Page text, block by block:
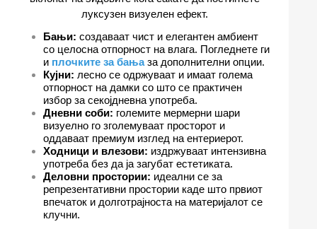
луксузен визуелен ефект.
Бањи: создаваат чист и елегантен амбиент
со целосна отпорност на влага. Погледнете ги
и плочките за бањаза дополнителни опции.
Кујни: лесно се одржуваат и имаат голема
отпорност на дамки со што се практичен
избор за секојдневна употреба.
Дневни соби: големите мермерни шари
визуелно го зголемуваат просторот и
оддаваат премиум изглед на ентериерот.
Ходници и влезови: издржуваат интензивна
употреба без да ја загубат естетиката.
Деловни простории: идеални се за
репрезентативни простории каде што првиот
впечаток и долготрајноста на материјалот се
клучни.